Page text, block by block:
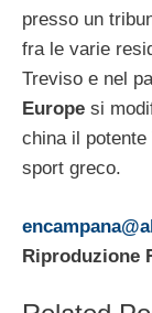
presso un
fra le varie
Treviso e nel
Europe si
china il
sport greco.
Riproduzione